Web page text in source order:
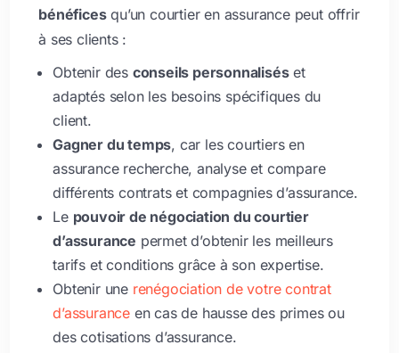
bénéficesqu’un courtier en assurance peut offrir
à ses clients :
Obtenir des conseils personnaliséset
adaptés selon les besoins spécifiques du
client.
Gagner du temps, car les courtiers en
assurance recherche, analyse et compare
différents contrats et compagnies d’assurance.
Le pouvoir de négociation du courtier
d’assurance permet d’obtenir les meilleurs
tarifs et conditions grâce à son expertise.
Obtenir une renégociation de votre contrat
d’assuranceen cas de hausse des primes ou
des cotisations d’assurance.